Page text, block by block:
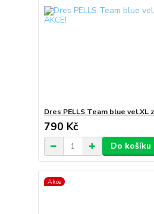
Dres PELLS Team blue vel.XL
790 Kč
Do košíku
Akce